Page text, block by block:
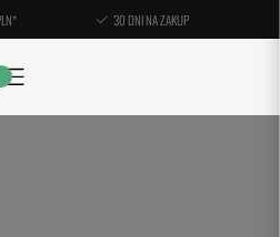
30 DNI NA ZAKUP